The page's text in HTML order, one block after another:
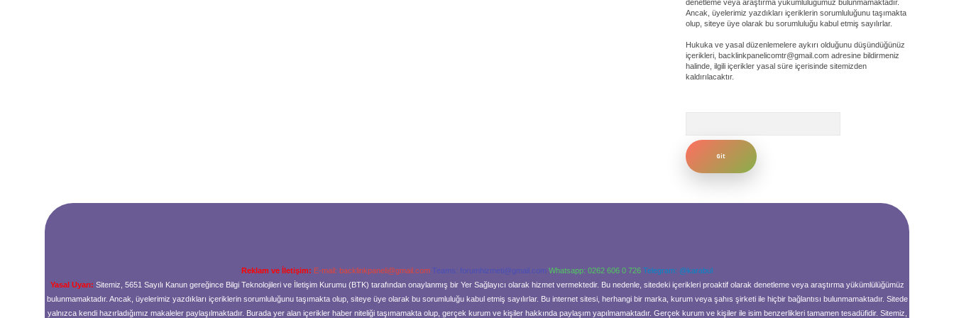
denetleme veya araştırma yükümlülüğümüz bulunmamaktadır.
Ancak, üyelerimiz yazdıkları içeriklerin sorumluluğunu taşımakta
olup, siteye üye olarak bu sorumluluğu kabul etmiş sayılırlar.
Hukuka ve yasal düzenlemelere aykırı olduğunu düşündüğünüz
içerikleri, backlinkpanelicomtr@gmail.comadresine bildirmeniz
halinde, ilgili içerikler yasal süre içerisinde sitemizden
kaldırılacaktır.
Reklam ve İletişim: E-mail: backlinkpaneli@gmail.com Teams: forumhizmeti@gmail.com Whatsapp: 0262 606 0 726 Telegram: @karabul
Yasal Uyarı: Sitemiz, 5651 Sayılı Kanun gereğince Bilgi Teknolojileri ve İletişim Kurumu (BTK) tarafından onaylanmış bir Yer Sağlayıcı olarak hizmet vermektedir. Bu nedenle, sitedeki içerikleri proaktif olarak denetleme veya araştırma yükümlülüğümüz
bulunmamaktadır. Ancak, üyelerimiz yazdıkları içeriklerin sorumluluğunu taşımakta olup, siteye üye olarak bu sorumluluğu kabul etmiş sayılırlar. Bu internet sitesi, herhangi bir marka, kurum veya şahıs şirketi ile hiçbir bağlantısı bulunmamaktadır. Sitede
yalnızca kendi hazırladığımız makaleler paylaşılmaktadır. Burada yer alan içerikler haber niteliği taşımamakta olup, gerçek kurum ve kişiler hakkında paylaşım yapılmamaktadır. Gerçek kurum ve kişiler ile isim benzerlikleri tamamen tesadüfidir. Sitemiz,